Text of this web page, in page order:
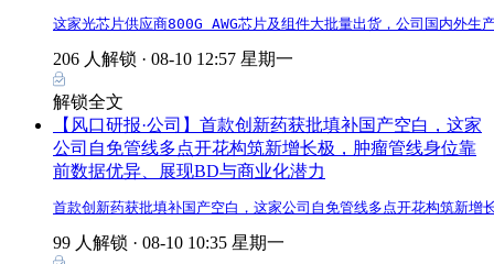
这家光芯片供应商800G AWG芯片及组件大批量出货，公司国内外
206 人解锁 · 08-10 12:57 星期一
解锁全文
【风口研报·公司】首款创新药获批填补国产空白，这家
公司自免管线多点开花构筑新增长极，肿瘤管线身位靠
前数据优异、展现BD与商业化潜力
首款创新药获批填补国产空白，这家公司自免管线多点开花构筑新
99 人解锁 · 08-10 10:35 星期一